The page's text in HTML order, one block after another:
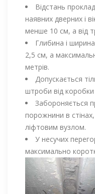
Відстань
наявних дверних і
менше 10 см, а від
Глибина і
2,5 см, а
метрів.
Допускається
штроби від коробки
Забороняється
порожнини в
ліфтовим вузлом.
У несучих
максимально